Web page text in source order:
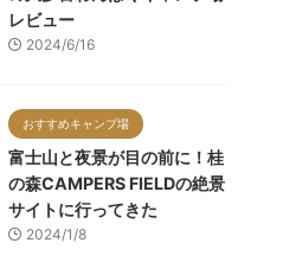
レビュー
2024/6/16
おすすめキャンプ場
富士山と夜景が目の前に！桂
の森CAMPERS FIELDの絶景
サイトに行ってきた
2024/1/8